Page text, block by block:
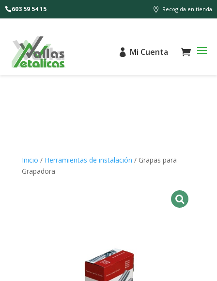
603 59 54 15 Recogida en tienda
Mi Cuenta
Inicio / Herramientas de instalación / Grapas para
Grapadora